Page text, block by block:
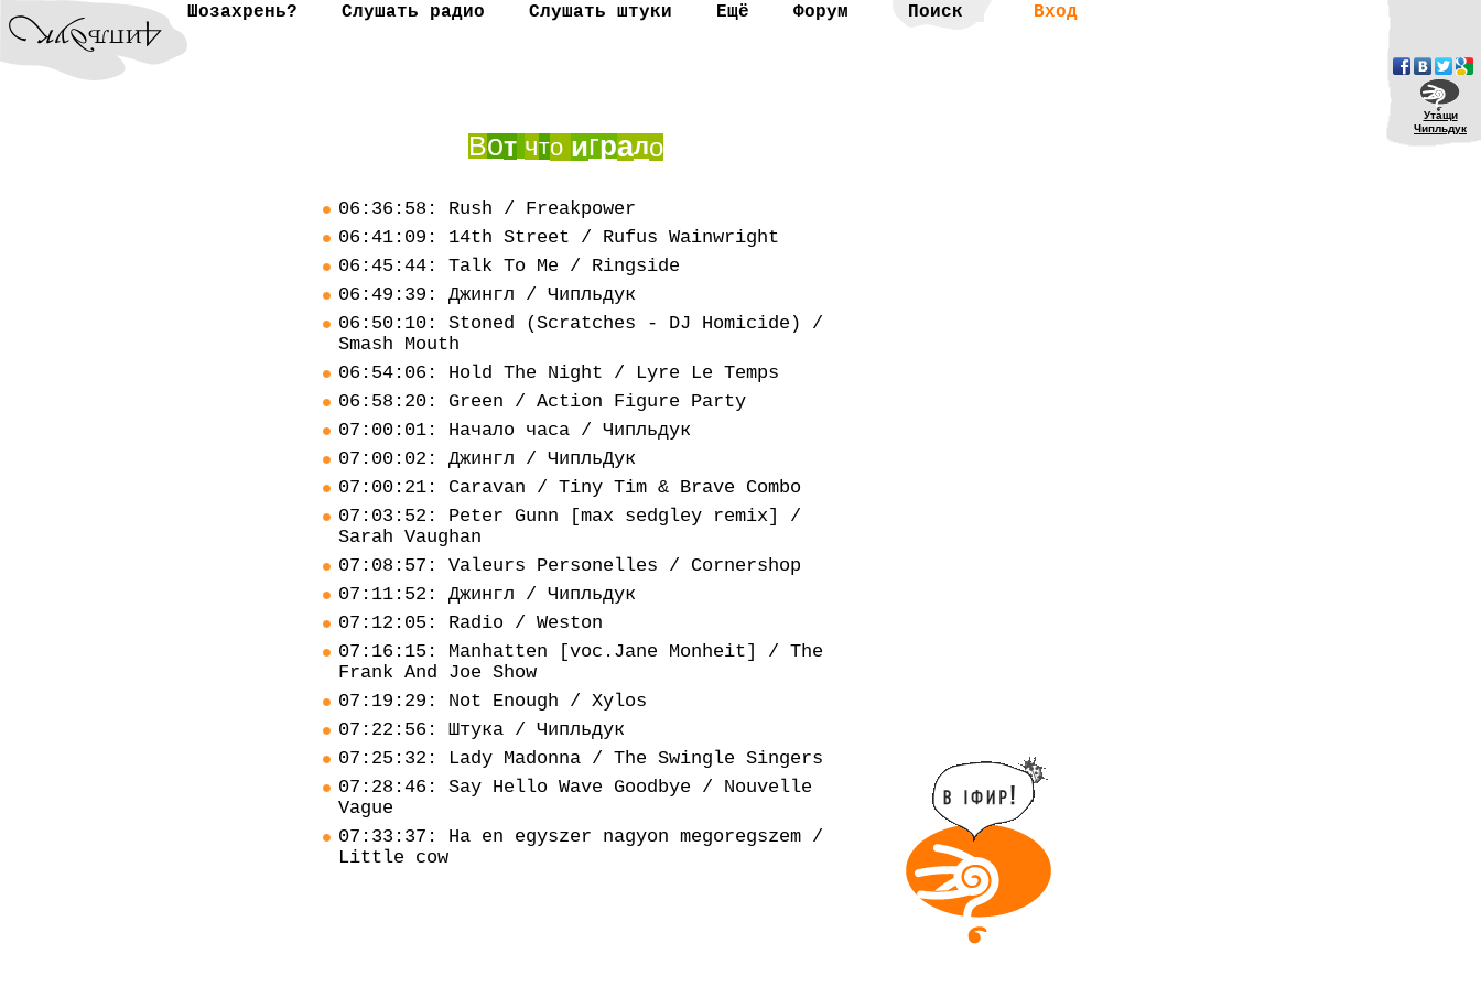
Шозахрень? Слушать радио Слушать штуки Ещё Форум Вход
Утащи
Чипльдук
Вот что играло
06:36:58: Rush / Freakpower
06:41:09: 14th Street / Rufus Wainwright
06:45:44: Talk To Me / Ringside
06:49:39: Джингл / Чипльдук
06:50:10: Stoned (Scratches - DJ Homicide) /
Smash Mouth
06:54:06: Hold The Night / Lyre Le Temps
06:58:20: Green / Action Figure Party
07:00:01: Начало часа / Чипльдук
07:00:02: Джингл / ЧипльДук
07:00:21: Caravan / Tiny Tim & Brave Combo
07:03:52: Peter Gunn [max sedgley remix] /
Sarah Vaughan
07:08:57: Valeurs Personelles / Cornershop
07:11:52: Джингл / Чипльдук
07:12:05: Radio / Weston
07:16:15: Manhatten [voc.Jane Monheit] / The
Frank And Joe Show
07:19:29: Not Enough / Xylos
07:22:56: Штука / Чипльдук
07:25:32: Lady Madonna / The Swingle Singers
07:28:46: Say Hello Wave Goodbye / Nouvelle
Vague
07:33:37: Ha en egyszer nagyon megoregszem /
Little cow